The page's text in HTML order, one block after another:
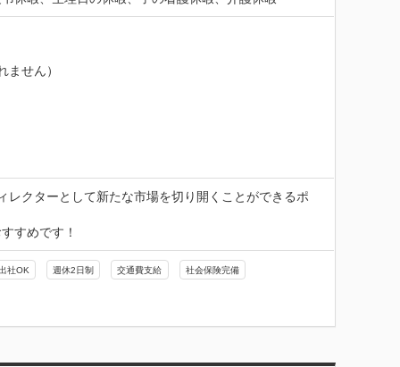
せん）
クターとして新たな市場を切り開くことができるポ
すめです！
社OK 週休2日制 交通費支給 社会保険完備